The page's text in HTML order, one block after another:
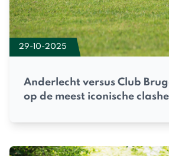
29-10-2025
Anderlecht versus Club
op de meest iconische